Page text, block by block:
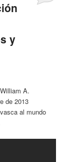
y
A.
de 2013
al mundo